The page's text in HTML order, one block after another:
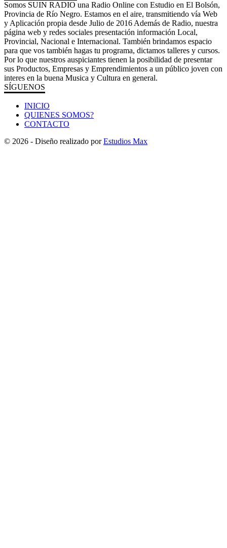
Somos SUIN RADIO una Radio Online con Estudio en El Bolsón,
Provincia de Río Negro. Estamos en el aire, transmitiendo vía Web
y Aplicación propia desde Julio de 2016 Además de Radio, nuestra
página web y redes sociales presentación información Local,
Provincial, Nacional e Internacional. También brindamos espacio
para que vos también hagas tu programa, dictamos talleres y cursos.
Por lo que nuestros auspiciantes tienen la posibilidad de presentar
sus Productos, Empresas y Emprendimientos a un público joven con
interes en la buena Musica y Cultura en general.
SÍGUENOS
INICIO
QUIENES SOMOS?
CONTACTO
© 2026 - Diseño realizado porEstudios Max